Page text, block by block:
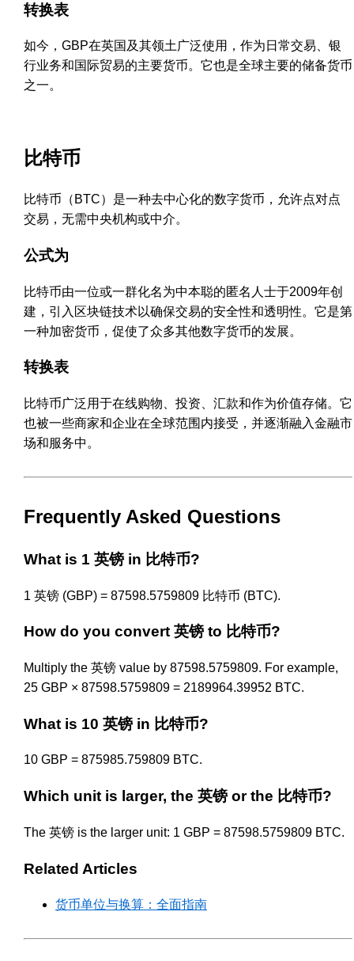
转换表
如今，GBP在英国及其领土广泛使用，作为日常交易、银
行业务和国际贸易的主要货币。它也是全球主要的储备货币
之一。
比特币
比特币（BTC）是一种去中心化的数字货币，允许点对点
交易，无需中央机构或中介。
公式为
比特币由一位或一群化名为中本聪的匿名人士于2009年创
建，引入区块链技术以确保交易的安全性和透明性。它是第
一种加密货币，促使了众多其他数字货币的发展。
转换表
比特币广泛用于在线购物、投资、汇款和作为价值存储。它
也被一些商家和企业在全球范围内接受，并逐渐融入金融市
场和服务中。
Frequently Asked Questions
What is 1 英镑 in 比特币?
1 英镑 (GBP) = 87598.5759809 比特币 (BTC).
How do you convert 英镑 to 比特币?
Multiply the 英镑 value by 87598.5759809. For example,
25 GBP × 87598.5759809 = 2189964.39952 BTC.
What is 10 英镑 in 比特币?
10 GBP = 875985.759809 BTC.
Which unit is larger, the 英镑 or the 比特币?
The 英镑 is the larger unit: 1 GBP = 87598.5759809 BTC.
Related Articles
货币单位与换算：全面指南